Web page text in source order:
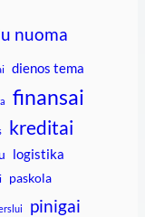
nuoma
dienos tema
finansai
kreditai
logistika
paskola
pinigai